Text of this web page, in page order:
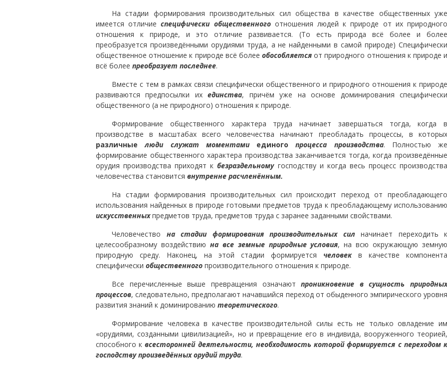
На стадии формирования производительных сил общества в качестве общественных уже
имеется отличиеспецифически общественногоотношения людей к природе от их природного
отношения к природе, и это отличие развивается. (То есть природа всё более и более
преобразуется произведёнными орудиями труда, а не найденными в самой природе) Специфически
общественное отношение к природе всё более обособляетсяот природного отношения к природе и
всё более преобразует последнее.
Вместе с тем в рамках связи специфически общественного и природного отношения к природе
развиваются предпосылки ихединства, причём уже на основе доминирования специфически
общественного (а не природного) отношения к природе.
Формирование общественного характера труда начинает завершаться тогда, когда в
производстве в масштабах всего человечества начинают преобладать процессы, в которых
различныелюди служат моментами единогопроцесса производства. Полностью же
формирование общественного характера производства заканчивается тогда, когда произведённые
орудия производства приходят кбезраздельному господству и когда весь процесс производства
человечества становится внутренне расчленённым.
На стадии формирования производительных сил происходит переход от преобладающего
использования найденных в природе готовыми предметов труда к преобладающему использованию
искусственныхпредметов труда, предметов труда с заранее заданными свойствами.
Человечество на стадии формирования производительных силначинает переходить к
целесообразному воздействию на все земные природные условия, на всю окружающую земную
природную среду. Наконец, на этой стадии формируется человек в качестве компонента
специфически общественного производительного отношения к природе.
Все перечисленные выше превращения означаютпроникновение в сущность природных
процессов, следовательно, предполагают начавшийся переход от обыденного эмпирического уровня
развития знаний к доминированию теоретического.
Формирование человека в качестве производительной силы есть не только овладение им
«орудиями, созданными цивилизацией», но и превращение его в индивида, вооруженного теорией,
способного квсесторонней деятельности, необходимость которой формируется с переходом
господству произведённых орудий труда.